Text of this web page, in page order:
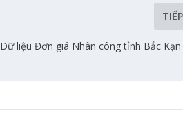
Dữ liệu Đơn giá Nhân công tỉnh Bắc